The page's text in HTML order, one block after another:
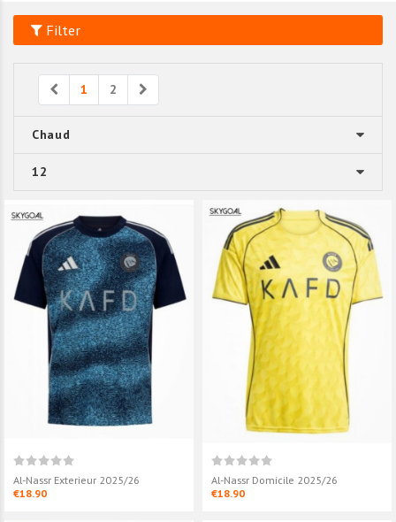
Filter
Previous
1 2
Al-Nassr Exterieur 2025/26
€18.90
Al-Nassr Domicile 2025/26
€18.90